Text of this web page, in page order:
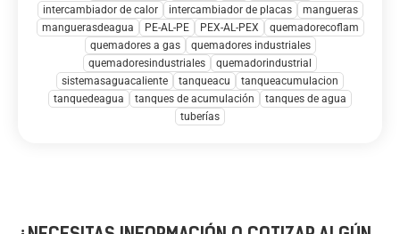
intercambiador de calor
intercambiador de placas
mangueras
manguerasdeagua
PE-AL-PE PEX-AL-PEX
quemadorecoflam
quemadores a gas
quemadores industriales
quemadoresindustriales
quemadorindustrial
sistemasaguacaliente
tanqueacu
tanqueacumulacion
tanquedeagua
tanques de acumulación
tanques de agua
tuberías